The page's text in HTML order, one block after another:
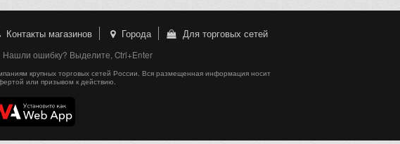
Контакты магазинов Города
Для торговых сетей
Нашли ошибку? Выделите, Ctrl+Enter
крупных торговых сетей России. Вся размещенная информация носит
или призывом к действию.